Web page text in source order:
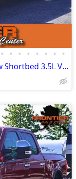
• • • • • • • •
2020 Ford F-150 Platinum Super Crew Shortbed 3.5L V6 Ecoboost 4WD